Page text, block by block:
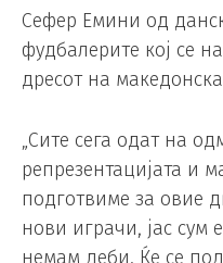
Сефер Емини од
фудбалерите кој се
дресот на
„Сите сега одат на
репрезентацијата и
подготвиме за овие
нови играчи, јас сум
немам деби. Ќе се